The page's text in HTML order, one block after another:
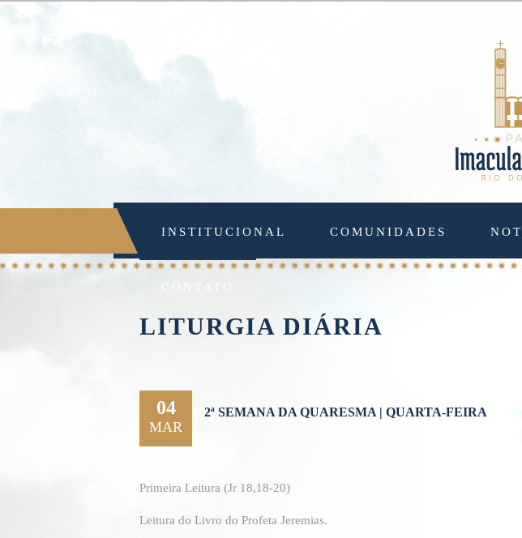
INSTITUCIONAL COMUNIDADES
LITURGIA DIÁRIA
04
MAR
2ª SEMANA DA QUARESMA | QUARTA-FEIRA
Primeira Leitura (Jr 18,18-20)
Leitura do Livro do Profeta Jeremias.